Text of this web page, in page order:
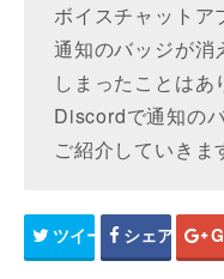
ボイスチャットア
通知のバッジが消
しまったことはあ
Discordで通知の
ご紹介していきま
ツイート シェア